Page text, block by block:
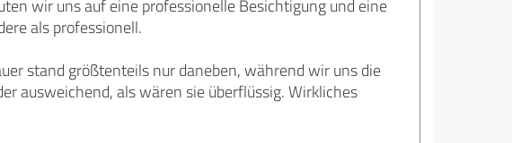
wir uns auf eine professionelle Besichtigung und eine
als professionell.
stand größtenteils nur daneben, während wir uns die
ausweichend, als wären sie überflüssig. Wirkliches